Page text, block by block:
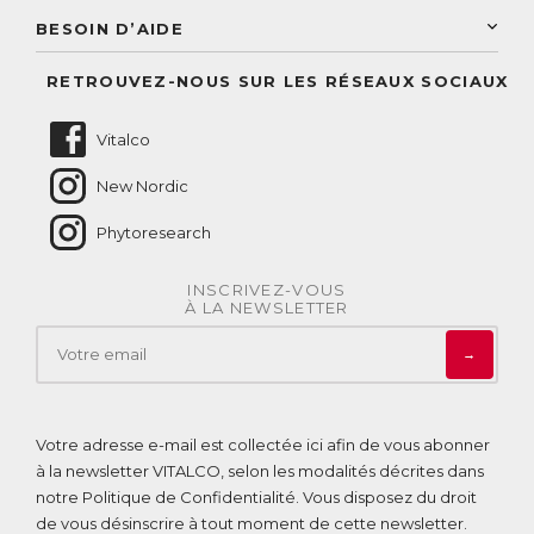
Conseil personnalisé
BESOIN D’AIDE
RETROUVEZ-NOUS SUR LES RÉSEAUX SOCIAUX
Vitalco
New Nordic
Phytoresearch
INSCRIVEZ-VOUS
À LA NEWSLETTER
→
Votre adresse e-mail est collectée ici afin de vous abonner
à la newsletter VITALCO, selon les modalités décrites dans
notre Politique de Confidentialité . Vous disposez du droit
de vous désinscrire à tout moment de cette newsletter.